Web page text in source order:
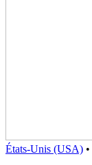
États-Unis (USA) •